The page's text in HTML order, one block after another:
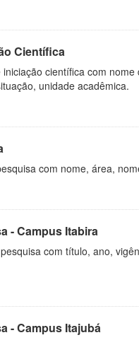
Científica
científica com
unidade acadêmica.
com nome, área,
- Campus Itabira
com título, ano,
- Campus Itajubá